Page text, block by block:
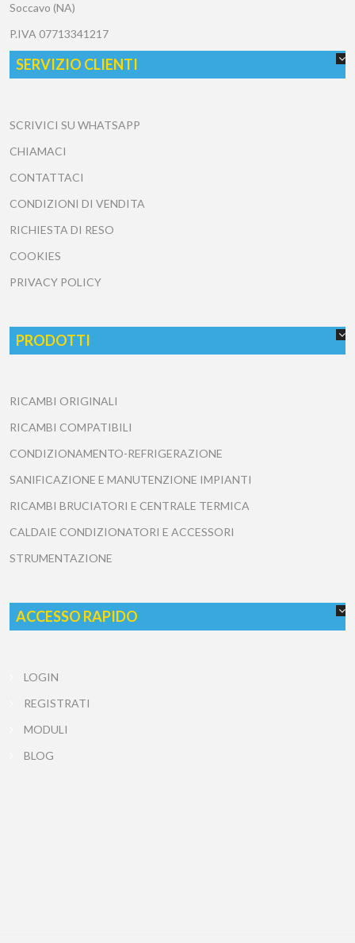
Soccavo (NA)
P.IVA 07713341217
SERVIZIO CLIENTI
SCRIVICI SU WHATSAPP
CHIAMACI
CONTATTACI
CONDIZIONI DI VENDITA
RICHIESTA DI RESO
COOKIES
PRIVACY POLICY
PRODOTTI
RICAMBI ORIGINALI
RICAMBI COMPATIBILI
CONDIZIONAMENTO-REFRIGERAZIONE
SANIFICAZIONE E MANUTENZIONE IMPIANTI
RICAMBI BRUCIATORI E CENTRALE TERMICA
CALDAIE CONDIZIONATORI E ACCESSORI
STRUMENTAZIONE
ACCESSO RAPIDO
LOGIN
REGISTRATI
MODULI
BLOG